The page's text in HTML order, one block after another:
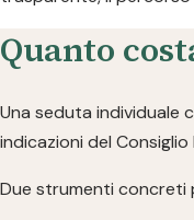
Quanto
Una seduta individuale
indicazioni del
Due strumenti concreti